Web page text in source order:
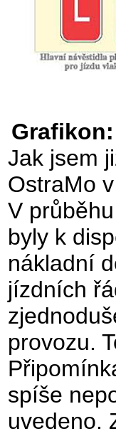
Grafikon:
Jak jsem
OstraMo
V
byly k
nákladní
jízdních
provozu.
spíše
uvedeno.